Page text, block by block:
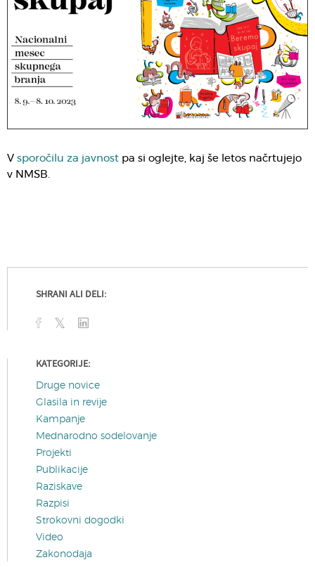
V sporočilu za javnost pa si oglejte, kaj še letos načrtujejo
v NMSB.
SHRANI ALI DELI:
KATEGORIJE:
Druge novice
Glasila in revije
Kampanje
Mednarodno sodelovanje
Projekti
Publikacije
Raziskave
Razpisi
Strokovni dogodki
Video
Zakonodaja